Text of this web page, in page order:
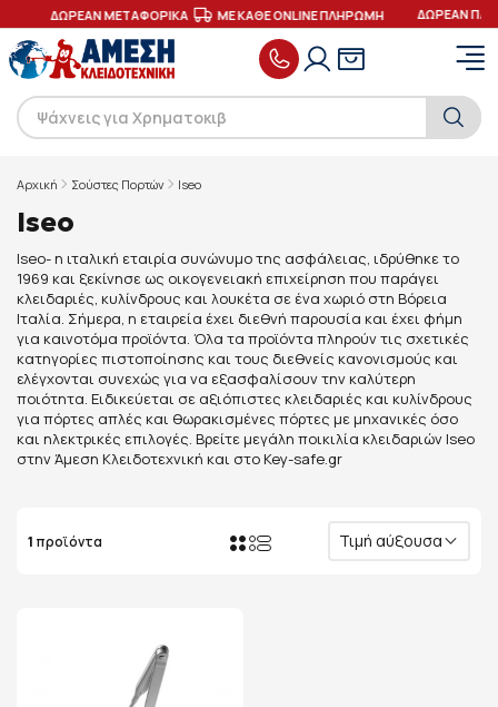
ΔΩΡΕΑΝ ΜΕΤΑΦΟΡΙΚΑ ΜΕ ΚΑΘΕ ONLINE ΠΛΗΡΩΜΗ ΔΩΡΕΑΝ
Αρχική Σούστες Πορτών Iseo
Iseo
Iseo- η ιταλική εταιρία συνώνυμο της ασφάλειας, ιδρύθηκε το
1969 και ξεκίνησε ως οικογενειακή επιχείρηση που παράγει
κλειδαριές, κυλίνδρους και λουκέτα σε ένα χωριό στη Βόρεια
Ιταλία. Σήμερα, η εταιρεία έχει διεθνή παρουσία και έχει φήμη
για καινοτόμα προϊόντα. Όλα τα προϊόντα πληρούν τις σχετικές
κατηγορίες πιστοποίησης και τους διεθνείς κανονισμούς και
ελέγχονται συνεχώς για να εξασφαλίσουν την καλύτερη
ποιότητα. Ειδικεύεται σε αξιόπιστες κλειδαριές και κυλίνδρους
για πόρτες απλές και θωρακισμένες πόρτες με μηχανικές όσο
και ηλεκτρικές επιλογές. Βρείτε μεγάλη ποικιλία κλειδαριών Iseo
στην Άμεση Κλειδοτεχνική και στο Key-safe.gr
1 προϊόντα Τιμή αύξουσα